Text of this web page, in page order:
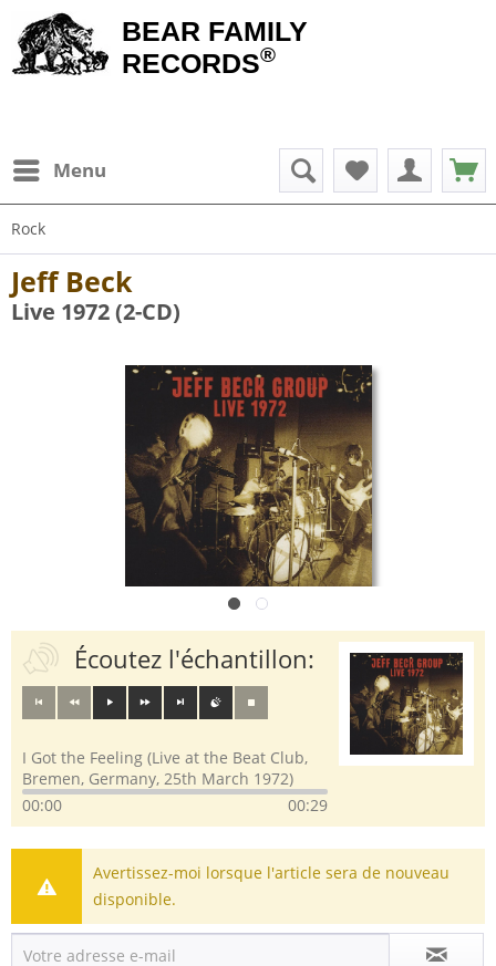
BEAR FAMILY
RECORDS®
Menu
Rock
Jeff Beck
Live 1972 (2-CD)
Écoutez l'échantillon:
I Got the Feeling (Live at the Beat Club,
Bremen, Germany, 25th March 1972)
00:00
00:29
Avertissez-moi lorsque l'article sera de nouveau
disponible.